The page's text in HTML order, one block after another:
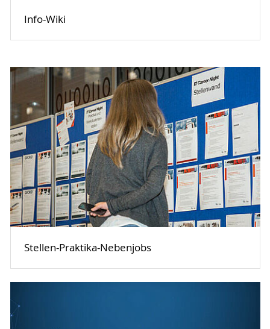
Info-Wiki
Stellen-Praktika-Nebenjobs